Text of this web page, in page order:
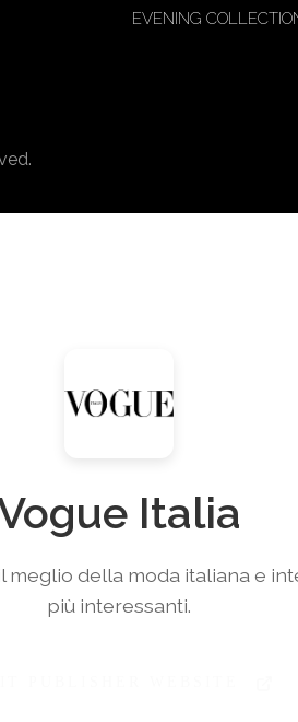
EVENING
Italia
della moda italiana e
più interessanti.